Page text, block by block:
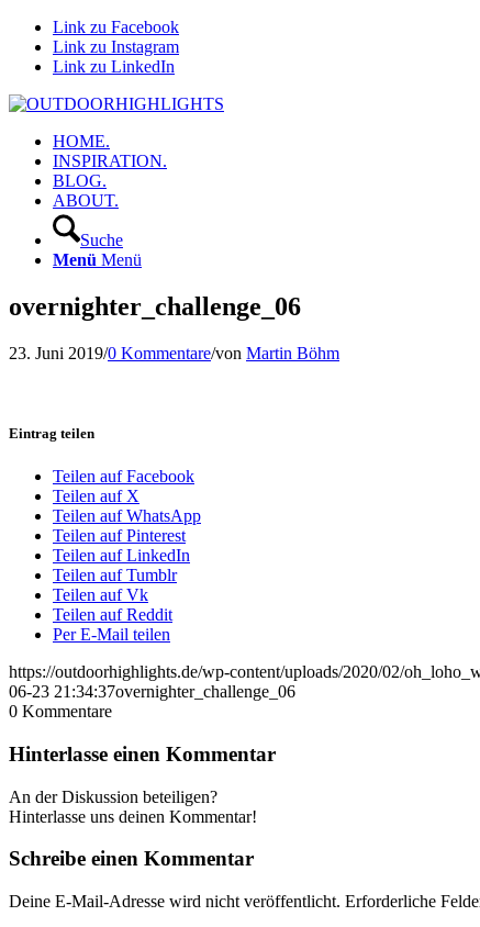
Link zu Facebook
Link zu Instagram
Link zu LinkedIn
HOME.
INSPIRATION.
BLOG.
ABOUT.
Suche
Menü Menü
overnighter_challenge_06
23. Juni 2019/0 Kommentare/von Martin Böhm
Eintrag teilen
Teilen auf Facebook
Teilen auf X
Teilen auf WhatsApp
Teilen auf Pinterest
Teilen auf LinkedIn
Teilen auf Tumblr
Teilen auf Vk
Teilen auf Reddit
Per E-Mail teilen
https://outdoorhighlights.de/wp-content/uploads/2020/02/
06-23 21:34:37overnighter_challenge_06
0 Kommentare
Hinterlasse einen Kommentar
An der Diskussion beteiligen?
Hinterlasse uns deinen Kommentar!
Schreibe einen Kommentar
Deine E-Mail-Adresse wird nicht veröffentlicht. Erforderliche